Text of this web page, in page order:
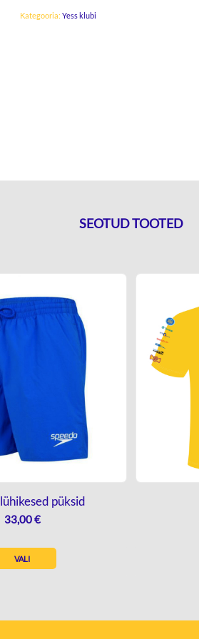
Kategooria:Yess klubi
SEOTUD TOOTED
püksid
33,00€
VALI